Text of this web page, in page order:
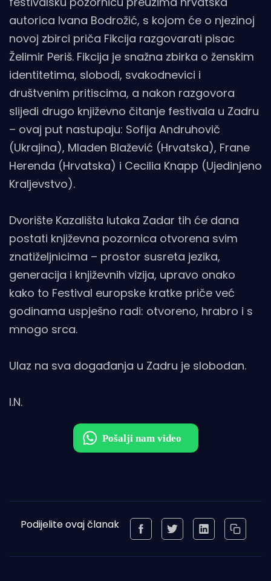
autorica Ivana Bodrožić, s kojom će o njezinoj
novoj zbirci priča Fikcija razgovarati pisac
Želimir Periš. Fikcija je snažna zbirka o ženskim
identitetima, slobodi, svakodnevici i
društvenim pritiscima, a nakon razgovora
slijedi drugo književno čitanje festivala u Zadru
– ovaj put nastupaju: Sofija Andruhovič
(Ukrajina), Mladen Blažević (Hrvatska), Frane
Herenda (Hrvatska) i Cecilia Knapp (Ujedinjeno
Kraljevstvo).
Dvorište Kazališta lutaka Zadar tih će dana
postati književna pozornica otvorena svim
znatiželjnicima – prostor susreta jezika,
generacija i književnih vizija, upravo onako
kako to Festival europske kratke priče već
godinama uspješno radi: otvoreno, hrabro i s
mnogo srca.
Ulaz na sva događanja u Zadru je slobodan.
I.N.
Podijelite ovaj članak